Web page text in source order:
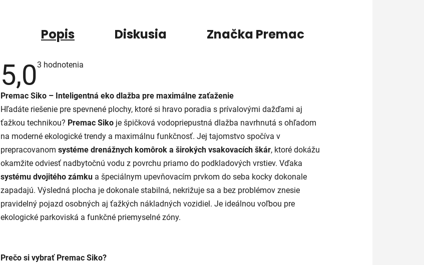
Popis Diskusia Značka Premac
5,0Priemerné
5,0
z
5
hviezdičiek.
3 hodnotenia
Premac Siko – Inteligentná eko dlažba pre maximálne zaťaženie
Hľadáte riešenie pre spevnené plochy, ktoré si hravo poradia s prívalovými dažďami aj
ťažkou technikou? Premac Siko je špičková vodopriepustná dlažba navrhnutá s ohľadom
na moderné ekologické trendy a maximálnu funkčnosť. Jej tajomstvo spočíva v
prepracovanom systéme drenážnych komôrok a širokých vsakovacích škár, ktoré dokážu
okamžite odviesť nadbytočnú vodu z povrchu priamo do podkladových vrstiev. Vďaka
systému dvojitého zámku a špeciálnym upevňovacím prvkom do seba kocky dokonale
zapadajú. Výsledná plocha je dokonale stabilná, nekrižuje sa a bez problémov znesie
pravidelný pojazd osobných aj ťažkých nákladných vozidiel. Je ideálnou voľbou pre
ekologické parkoviská a funkčné priemyselné zóny.
Prečo si vybrať Premac Siko?